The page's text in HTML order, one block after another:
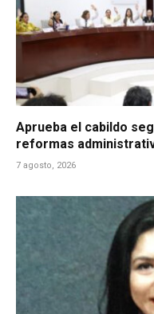
Aprueba el cabildo
reformas
7 agosto, 2026